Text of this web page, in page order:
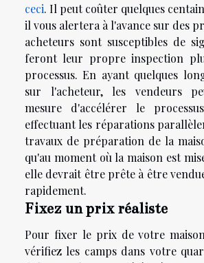
ceci. Il peut coûter quelques
il vous alertera à l'avance sur des
acheteurs sont susceptibles de
feront leur propre inspection
processus. En ayant quelques
sur l'acheteur, les vendeurs
mesure d'accélérer le
effectuant les réparations
travaux de préparation de la
qu'au moment où la maison est
elle devrait être prête à être
rapidement.
Fixez un prix réaliste
Pour fixer le prix de votre
vérifiez les camps dans votre